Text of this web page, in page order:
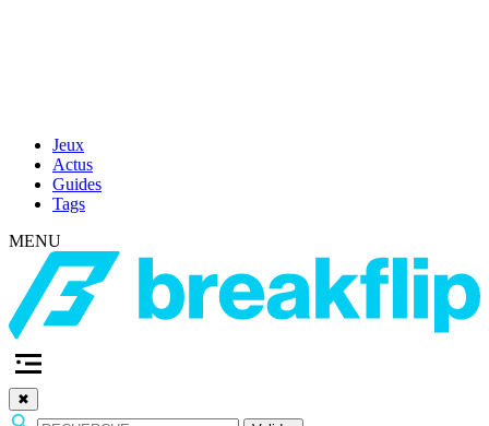
Jeux
Actus
Guides
Tags
MENU
✖